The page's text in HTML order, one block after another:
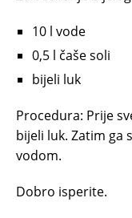
10 l vode
0,5 l čaše soli
bijeli luk
Procedura: Prije
bijeli luk. Zatim ga
vodom.
Dobro isperite.